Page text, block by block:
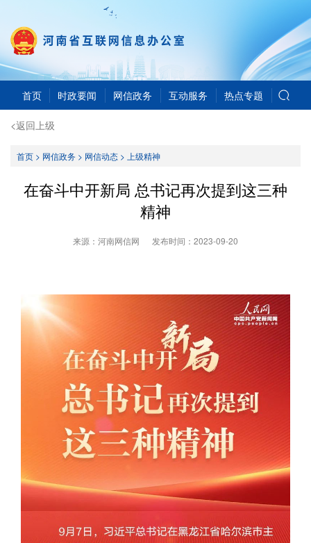
首页 时政要闻 网信政务 互动服务 热点专题
<返回上级
首页> 网信政务> 网信动态> 上级精神
在奋斗中开新局 总书记再次提到这三种
精神
来源：河南网信网 发布时间： 2023-09-20